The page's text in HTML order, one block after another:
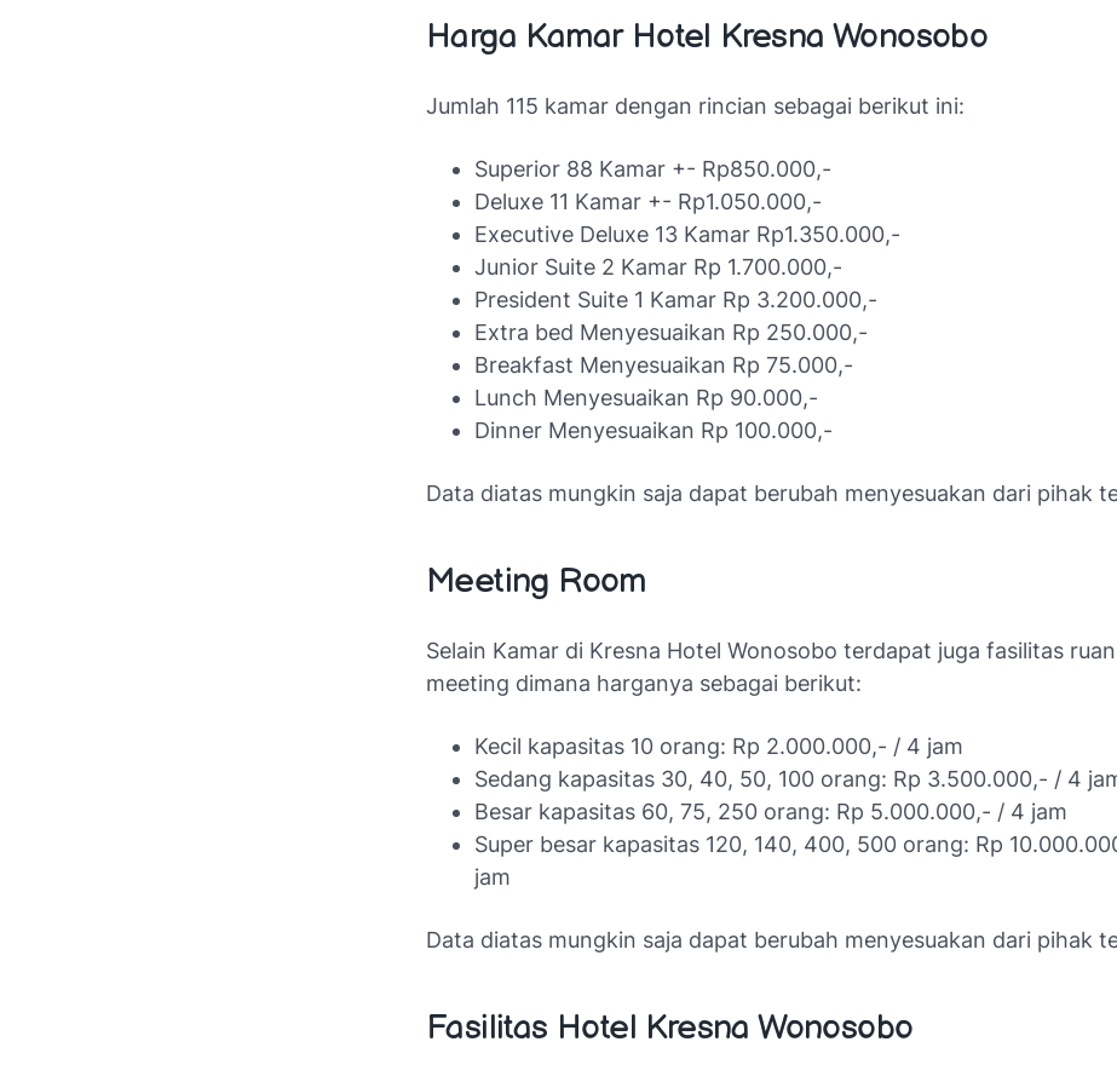
Harga Kamar Hotel Kresna Wonosobo
Jumlah 115 kamar dengan rincian sebagai berikut ini:
Superior 88 Kamar +- Rp850.000,-
Deluxe 11 Kamar +- Rp1.050.000,-
Executive Deluxe 13 Kamar Rp1.350.000,-
Junior Suite 2 Kamar Rp 1.700.000,-
President Suite 1 Kamar Rp 3.200.000,-
Extra bed Menyesuaikan Rp 250.000,-
Breakfast Menyesuaikan Rp 75.000,-
Lunch Menyesuaikan Rp 90.000,-
Dinner Menyesuaikan Rp 100.000,-
Data diatas mungkin saja dapat berubah menyesuakan dari pihak
Meeting Room
Selain Kamar di Kresna Hotel Wonosobo terdapat juga fasilitas
meeting dimana harganya sebagai berikut:
Kecil kapasitas 10 orang: Rp 2.000.000,- / 4 jam
Sedang kapasitas 30, 40, 50, 100 orang: Rp 3.500.000,- / 4
Besar kapasitas 60, 75, 250 orang: Rp 5.000.000,- / 4 jam
Super besar kapasitas 120, 140, 400, 500 orang: Rp
jam
Data diatas mungkin saja dapat berubah menyesuakan dari pihak
Fasilitas Hotel Kresna Wonosobo